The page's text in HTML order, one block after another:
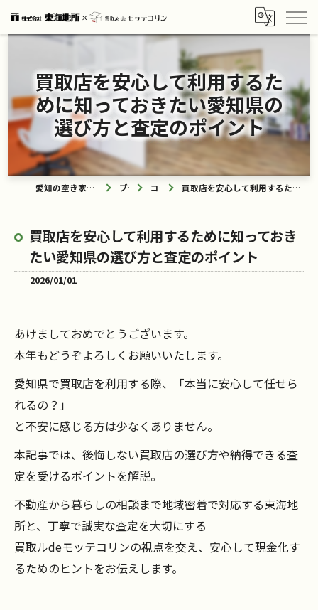
買取店を安心して利用するた
めに知っておきたい愛知県の
選び方と査定のポイント
愛知の空き家なら買取ル de モッテコリン ブログ コラム 買取店を安心して利用するために知っておきたい愛知県の選び方と査定のポイント
買取店を安心して利用するために知っておき
たい愛知県の選び方と査定のポイント
2026/01/01
あけましておめでとうございます。
本年もどうぞよろしくお願いいたします。
愛知県で買取店を利用する際、「本当に安心して任せら
れるの？」
と不安に感じる方は少なくありません。
本記事では、後悔しない買取店の選び方や納得できる査
定を受けるポイントを解説。
不動産から暮らしの相談まで地域密着で対応する東海地
所と、丁寧で誠実な査定を大切にする
買取ルdeモッテコリンの視点を交え、安心して現金化す
るためのヒントをお伝えします。